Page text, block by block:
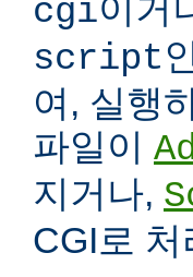
cgi이거
script
여, 실행
파일이
지거나,
CGI로 처